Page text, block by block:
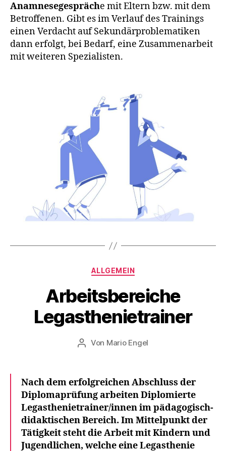
Anamnesegespräche mit Eltern bzw. mit dem
Betroffenen. Gibt es im Verlauf des Trainings
einen Verdacht auf Sekundärproblematiken
dann erfolgt, bei Bedarf, eine Zusammenarbeit
mit weiteren Spezialisten.
Kategorien
ALLGEMEIN
Arbeitsbereiche
Legasthenietrainer
Beitragsautor
Von Mario EngelVeröffentlichungsdatum
7
J
li
0
Nach dem erfolgreichen Abschluss der
Diplomaprüfung arbeitenDiplomierte
Legasthenietrainer/innenim pädagogisch-
didaktischen Bereich. Im Mittelpunkt der
Tätigkeit steht die Arbeit mit Kindern und
Jugendlichen, welche eineLegasthenie